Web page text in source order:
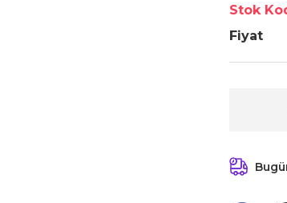
Stok
Fiyat